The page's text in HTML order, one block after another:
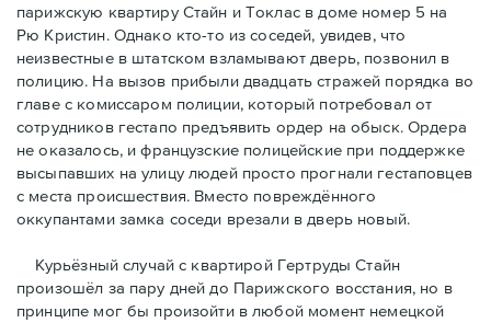
парижскую квартиру Стайн и Токлaс в домe номер 5 на
Рю Кристин. Однако кто-то из соседей, увидев, что
неизвестные в штатском взламывают дверь, позвонил в
полицию. На вызов прибыли двадцать стражей порядка во
главе с комиссаром полиции, который потребовал от
сотрудников гестапо предъявить ордер на обыск. Ордера
не оказалось, и французские полицейские при поддержке
высыпавших на улицу людей просто прогнали гестаповцев
с места происшествия. Вместо повреждённого
оккупантами замка соседи врезали в дверь новый.
Курьёзный случай с квартирой Гертруды Стайн
произошёл за пару дней до Парижского восстания, но в
принципe мог бы произойти в любой момент немецкой